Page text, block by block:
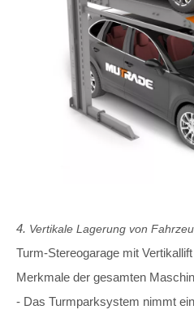
4. Vertikale Lagerung von
Turm-Stereogarage mit Vertikallift
Merkmale der gesamten
- Das Turmparksystem nimmt